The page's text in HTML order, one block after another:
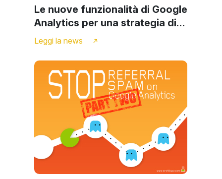
Le nuove funzionalità di Google
Analytics per una strategia di
web marketing efficace
Leggi la news